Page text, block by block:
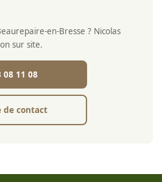
en-Bresse ? Nicolas
sur site.
11 08
de contact